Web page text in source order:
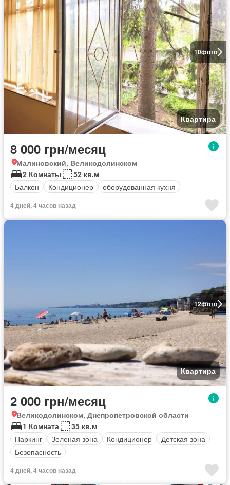
10фото
Квартира
8 000 грн/месяц
Малиновский, Великодолинском
2 Комнаты
52 кв.м
Балкон
Кондиционер оборудованная кухня
4 дней, 4 часов назад
12фото
Квартира
2 000 грн/месяц
Великодолинском, Днепропетровской области
1 Комната
35 кв.м
Паркинг
Зеленая зона Кондиционер
Детская зона
Безопасность
4 дней, 4 часов назад